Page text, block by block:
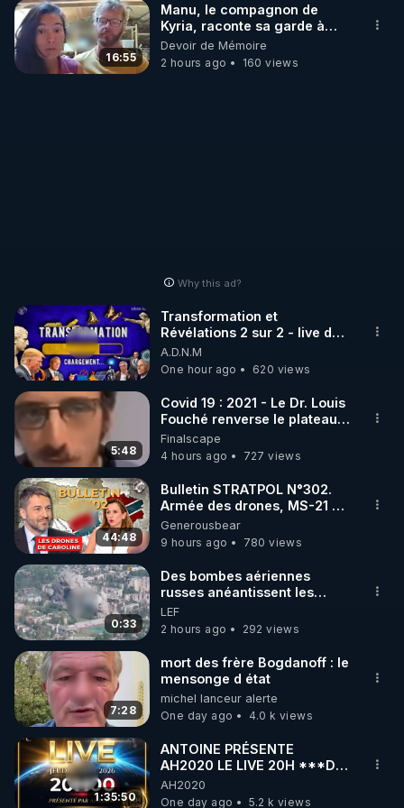
mondialiste » et aujourd’hui « la chute finale,
l’Occident survivra-t-il ? »
Marié à une princesse béninoise, il est amené à
voyager à travers l’Afrique et prend conscience
16:55
Manu, le compagnon de
Kyria, raconte sa garde à
vue musclée. PARTAGEZ!
Devoir de Mémoire
2 hours ago
160 views
Why this ad?
Transformation et
Révélations 2 sur 2 - live du
07/08/26
A.D.N.M
One hour ago
620 views
5:48
Covid 19 : 2021 - Le Dr. Louis
Fouché renverse le plateau
de CNews !
Finalscape
4 hours ago
727 views
44:48
Bulletin STRATPOL N°302.
Armée des drones, MS-21 en
série, missiles coréens.
07.08.2026.
Generousbear
9 hours ago
780 views
0:33
Des bombes aériennes
russes anéantissent les
centres de contrôle de
drones de 3 brigades
ukrainienne
LEF
2 hours ago
292 views
7:28
mort des frère Bogdanoff : le
mensonge d état
michel lanceur alerte
One day ago
4.0 k views
1:35:50
ANTOINE PRÉSENTE
AH2020 LE LIVE 20H ***DU
06/08/2026***
AH2020
One day ago
5.2 k views